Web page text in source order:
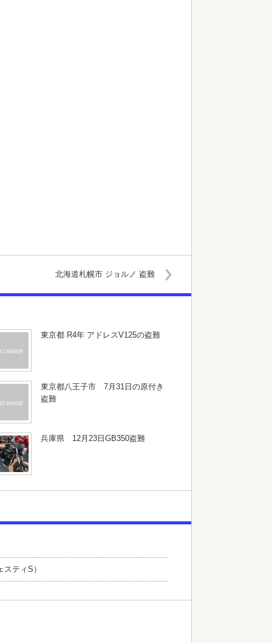
北海道札幌市 ジョルノ 盗難
東京都 R4年 アドレスV125の盗難
東京都八王子市 7月31日の原付き
盗難
兵庫県 12月23日GB350盗難
ティS）